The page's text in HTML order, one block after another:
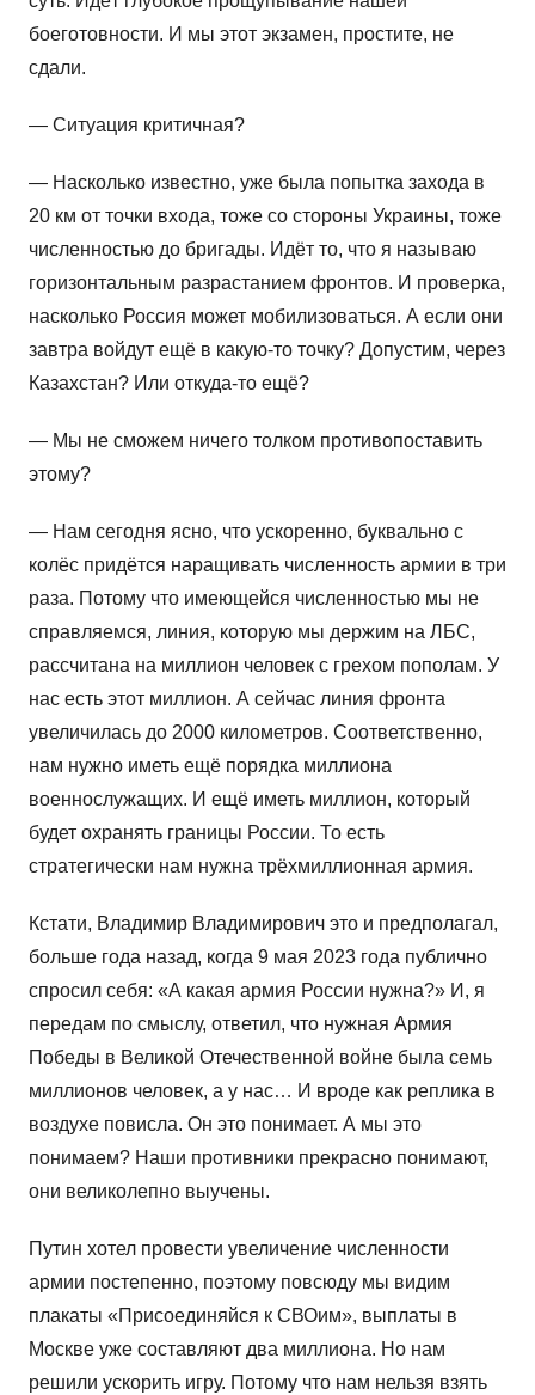
боеготовности. И мы этот экзамен, простите, не
сдали.
— Ситуация критичная?
— Насколько известно, уже была попытка захода в
20 км от точки входа, тоже со стороны Украины, тоже
численностью до бригады. Идёт то, что я называю
горизонтальным разрастанием фронтов. И проверка,
насколько Россия может мобилизоваться. А если они
завтра войдут ещё в какую-то точку? Допустим, через
Казахстан? Или откуда-то ещё?
— Мы не сможем ничего толком противопоставить
этому?
— Нам сегодня ясно, что ускоренно, буквально с
колёс придётся наращивать численность армии в три
раза. Потому что имеющейся численностью мы не
справляемся, линия, которую мы держим на ЛБС,
рассчитана на миллион человек с грехом пополам. У
нас есть этот миллион. А сейчас линия фронта
увеличилась до 2000 километров. Соответственно,
нам нужно иметь ещё порядка миллиона
военнослужащих. И ещё иметь миллион, который
будет охранять границы России. То есть
стратегически нам нужна трёхмиллионная армия.
Кстати, Владимир Владимирович это и предполагал,
больше года назад, когда 9 мая 2023 года публично
спросил себя: «А какая армия России нужна?» И, я
передам по смыслу, ответил, что нужная Армия
Победы в Великой Отечественной войне была семь
миллионов человек, а у нас… И вроде как реплика в
воздухе повисла. Он это понимает. А мы это
понимаем? Наши противники прекрасно понимают,
они великолепно выучены.
Путин хотел провести увеличение численности
армии постепенно, поэтому повсюду мы видим
плакаты «Присоединяйся к СВОим», выплаты в
Москве уже составляют два миллиона. Но нам
решили ускорить игру. Потому что нам нельзя взять